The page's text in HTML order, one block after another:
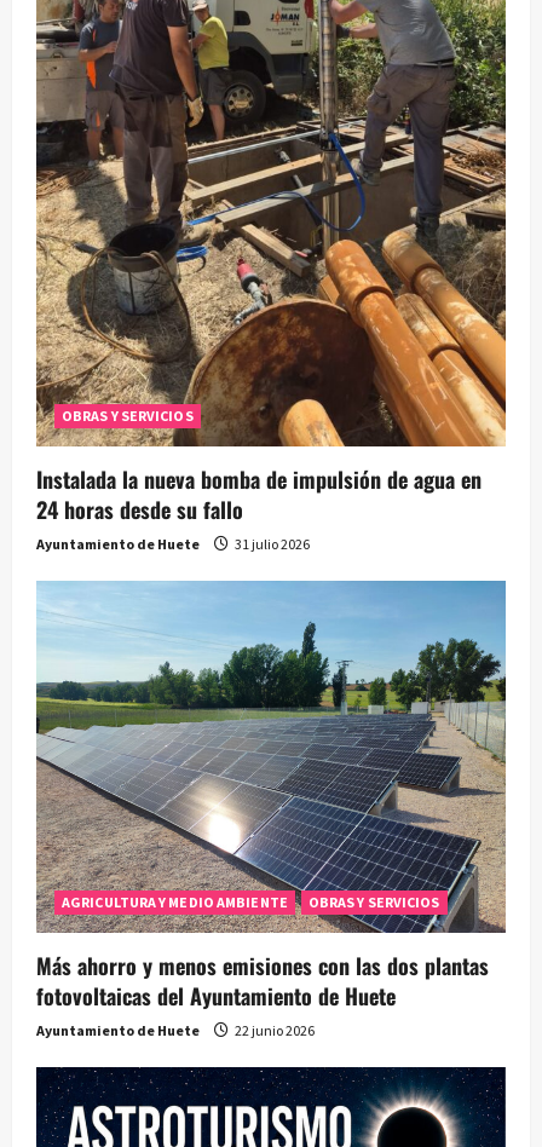
r
a
d
a
s
OBRAS Y SERVICIOS
Instalada la nueva bomba de impulsión de agua en
24 horas desde su fallo
Ayuntamiento de Huete 31 julio 2026
AGRICULTURA Y MEDIO AMBIENTE OBRAS Y SERVICIOS
Más ahorro y menos emisiones con las dos plantas
fotovoltaicas del Ayuntamiento de Huete
Ayuntamiento de Huete 22 junio 2026